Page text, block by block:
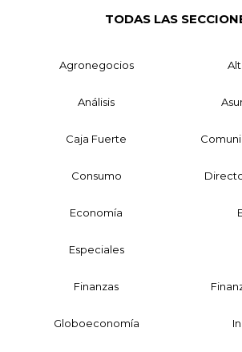
TODAS LAS
Agronegocios
Análisis
Caja Fuerte
Consumo
Economía
Especiales
Finanzas
Globoeconomía